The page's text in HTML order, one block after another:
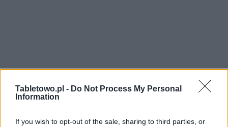
Tabletowo.pl - Do Not Process My Personal
Information
If you wish to opt-out of the sale, sharing to third parties, or